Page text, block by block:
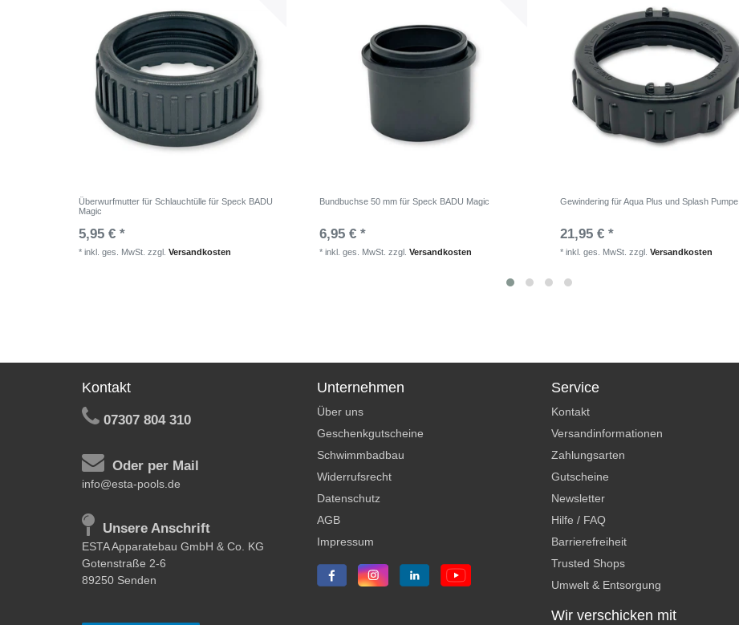
Überwurfmutter für Schlauchtülle für Speck BADU
Magic
5,95 € *
*inkl. ges. MwSt. zzgl.Versandkosten
Bundbuchse 50 mm für Speck BADU Magic
6,95 € *
*inkl. ges. MwSt. zzgl.Versandkosten
Gewindering für Aqua Plus und Splash Pumpe
21,95 € *
*inkl. ges. MwSt. zzgl.Versandkosten
Kontakt
07307 804 310
Oder per Mail
info@esta-pools.de
Unsere Anschrift
ESTA Apparatebau GmbH & Co. KG
Gotenstraße 2-6
89250 Senden
Unternehmen
Über uns
Geschenkgutscheine
Schwimmbadbau
Widerrufsrecht
Datenschutz
AGB
Impressum
Service
Kontakt
Versandinformationen
Zahlungsarten
Gutscheine
Newsletter
Hilfe / FAQ
Barrierefreiheit
Trusted Shops
Umwelt & Entsorgung
Wir verschicken mit